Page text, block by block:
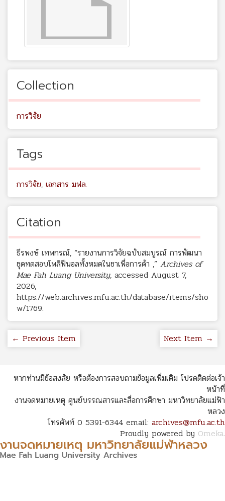
Collection
การวิจัย
Tags
การวิจัย, เอกสาร มฟล.
Citation
ธีรพงษ์ เทพกรณ์, “รายงานการวิจัยฉบับสมบูรณ์ การพัฒนา
ชุดทดสอบโพลิฟีนอลทั้งหมดในชาเพื่อการค้า ,” Archives of
Mae Fah Luang University, accessed August 7,
2026,
https://web.archives.mfu.ac.th/database/items/sho
w/1769.
← Previous Item Next Item →
หากท่านมีข้อสงสัย หรือต้องการสอบถามข้อมูลเพิ่มเติม โปรดติดต่อเจ้า
หน้าที่
งานจดหมายเหตุ ศูนย์บรรณสารและสื่อการศึกษา มหาวิทยาลัยแม่ฟ้า
หลวง
โทรศัพท์ 0 5391-6344 email: archives@mfu.ac.th
Proudly powered by Omeka.